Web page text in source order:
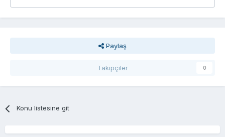
Paylaş
Takipçiler 0
Konu listesine git